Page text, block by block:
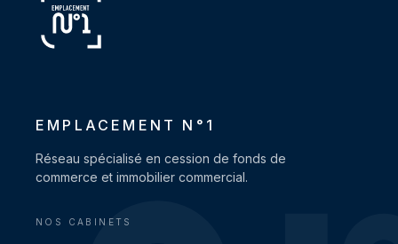
EMPLACEMENT N°1
Réseau spécialisé en cession de fonds de
commerce et immobilier commercial.
NOS CABINETS